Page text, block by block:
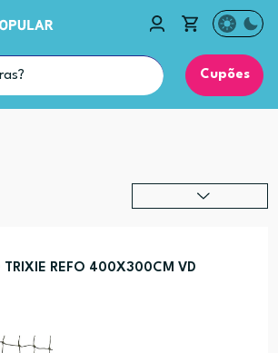
Cupões
TRIXIE REFO 400X300CM VD